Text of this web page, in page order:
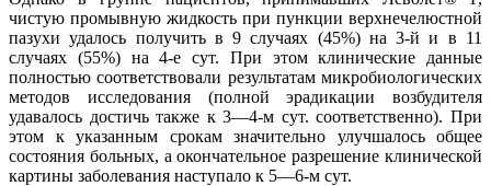
чистую промывную жидкость при пункции верхнечелюстной
пазухи удалось получить в 9 случаях (45%) на 3-й и в 11
случаях (55%) на 4-е сут. При этом клинические данные
полностью соответствовали результатам микробиологических
методов исследования (полной эрадикации возбудителя
удавалось достичь также к 3—4-м сут. соответственно). При
этом к указанным срокам значительно улучшалось общее
состояния больных, а окончательное разрешение клинической
картины заболевания наступало к 5—6-м сут.